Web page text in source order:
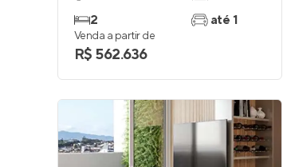
2
até 1
Venda a partir de
R$ 562.636